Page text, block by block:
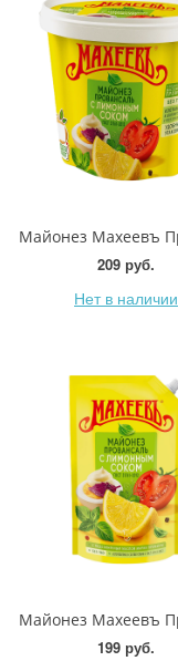
209 руб.
Нет в наличии
199 руб.